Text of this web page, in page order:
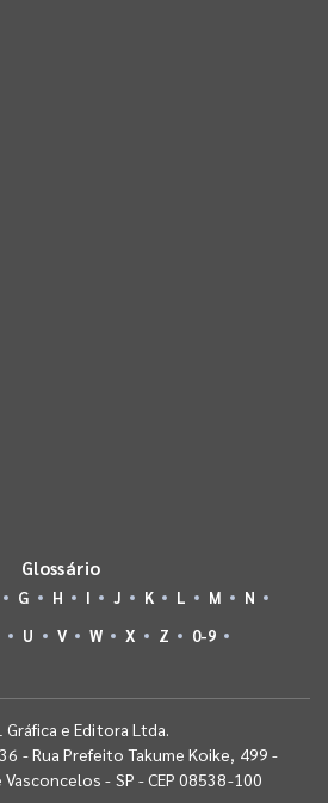
Glossário
G H I J K L M
N
U V W X Z 0-9
e Editora Ltda.
- Rua Prefeito Takume Koike, 499 -
- SP - CEP 08538-100